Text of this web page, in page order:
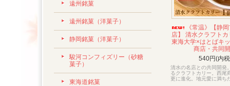
遠州銘菓
遠州銘菓（洋菓子）
静岡銘菓（洋菓子）
駿河コンフィズリー（砂糖
菓子）
東海道銘菓
《常温》【静
店】 清水クラフト
東海大学×はとばキ
商店・共同
540円(内
清水の名店との共同開発
るクラフトカリー。西尾
更に進化。地元愛に満ち